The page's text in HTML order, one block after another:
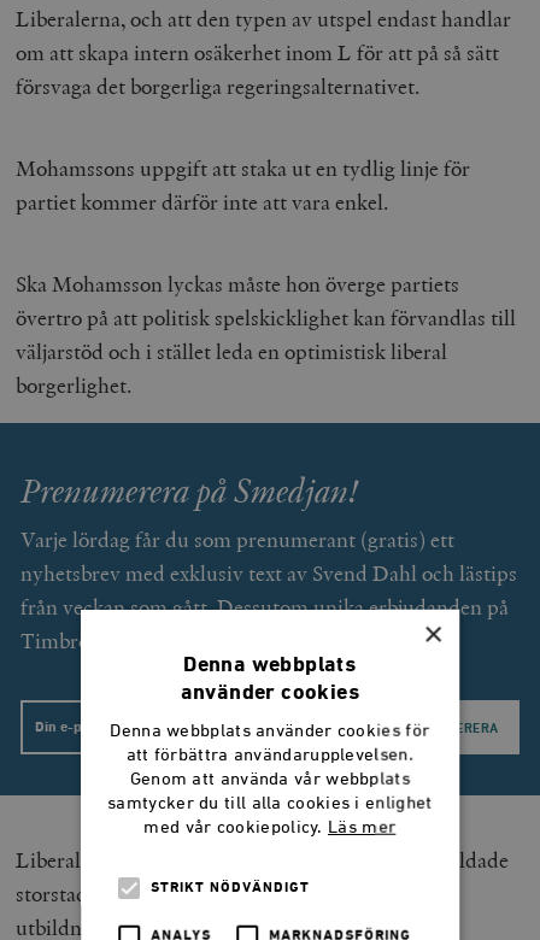
Liberalerna, och att den typen av utspel endast handlar
om att skapa intern osäkerhet inom L för att på så sätt
försvaga det borgerliga regeringsalternativet.
Mohamssons uppgift att staka ut en tydlig linje för
partiet kommer därför inte att vara enkel.
Ska Mohamsson lyckas måste hon överge partiets
övertro på att politisk spelskicklighet kan förvandlas till
väljarstöd och i stället leda en optimistisk liberal
borgerlighet.
Prenumerera på Smedjan!
Varje lördag får du som prenumerant (gratis) ett
nyhetsbrev med exklusiv text av Svend Dahl och lästips
från veckan som gått. Dessutom unika erbjudanden på
Timbro förlags utgivning.
Email
Liberalerna skulle kunna vara ett parti för välutbildade
storstadsväljare som håller skolan högt, anser att
utbildning bör löna sig och som prioriterar
×
Denna webbplats
använder cookies
Denna webbplats använder cookies för
att förbättra användarupplevelsen.
Genom att använda vår webbplats
samtycker du till alla cookies i enlighet
med vår cookiepolicy. Läs mer
STRIKT NÖDVÄNDIGT
ANALYS MARKNADSFÖRING